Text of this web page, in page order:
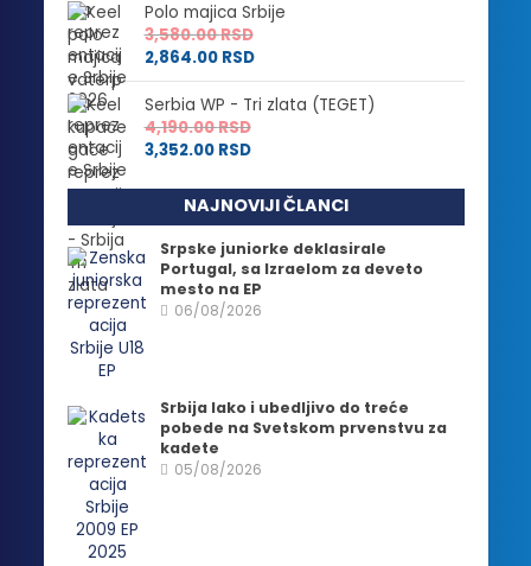
Polo majica Srbije
3,580.00RSD
2,864.00 RSD
Serbia WP - Tri zlata (TEGET)
4,190.00RSD
3,352.00 RSD
NAJNOVIJI ČLANCI
Srpske juniorke deklasirale
Portugal, sa Izraelom za deveto
mesto na EP
06/08/2026
Srbija lako i ubedljivo do treće
pobede na Svetskom prvenstvu za
kadete
05/08/2026